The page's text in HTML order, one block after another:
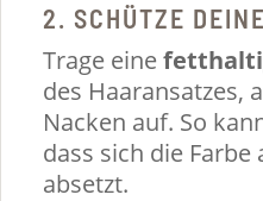
2. SCHÜTZE
Trage eine
des Haaransatzes,
Nacken auf. So
dass sich die
absetzt.